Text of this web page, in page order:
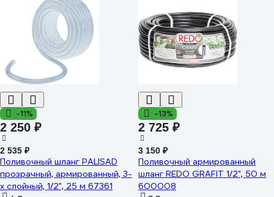
-11%
2 250 ₽
2 535 ₽
Поливочный шланг PALISAD
прозрачный, армированный, 3-
х слойный, 1/2", 25 м 67361
-13%
2 725 ₽
3 150 ₽
Поливочный армированный
шланг REDO GRAFIT 1/2", 50 м
600008